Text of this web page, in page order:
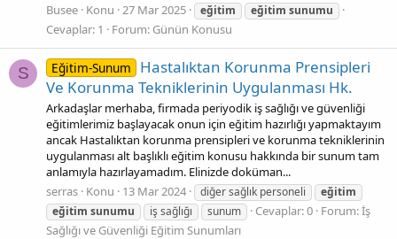
Busee Konu 27 Mar 2025 eğitim eğitim sunumu
Cevaplar: 1 Forum: Günün Konusu
S Eğitim-Sunum
Hastalıktan Korunma Prensipleri
Ve Korunma Tekniklerinin Uygulanması Hk.
Arkadaşlar merhaba, firmada periyodik iş sağlığı ve güvenliği
eğitimlerimiz başlayacak onun için eğitim hazırlığı yapmaktayım
ancak Hastalıktan korunma prensipleri ve korunma tekniklerinin
uygulanması alt başlıklı eğitim konusu hakkında bir sunum tam
anlamıyla hazırlayamadım. Elinizde doküman...
serras Konu 13 Mar 2024 diğer sağlık personeli
eğitim
eğitim sunumu iş sağlığı sunum Cevaplar: 0 Forum:İş
Sağlığı ve Güvenliği Eğitim Sunumları